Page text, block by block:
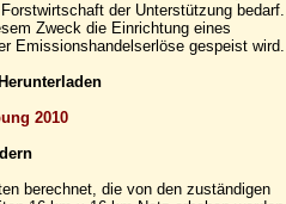
der Unterstützung bedarf.
Zweck die Einrichtung eines
Emissionshandelserlöse gespeist wird.
2010
berechnet, die von den zuständigen